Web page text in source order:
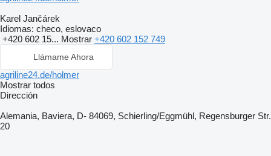
Karel Jančárek
Idiomas: checo, eslovaco
+420 602 15... Mostrar +420 602 152 749
Llámame Ahora
agriline24.de/holmer
Mostrar todos
Dirección
Alemania, Baviera, D- 84069, Schierling/Eggmühl, Regensburger Str.
20